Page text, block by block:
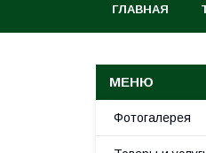
ГЛАВНАЯ
Фотогалерея